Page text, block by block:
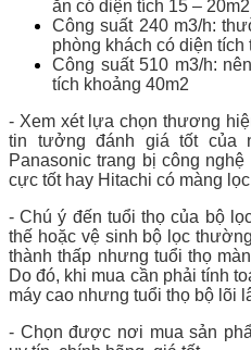
ăn có diện tích 15 – 20m2
Công suất 240 m3/h:
phòng khách có diện tích
Công suất 510 m3/h:
tích khoảng 40m2
- Xem xét lựa chọn thương
tin tưởng đánh giá tốt của
Panasonic trang bị công
cực tốt hay Hitachi có màng
- Chú ý đến tuổi thọ của bộ
thế hoặc vệ sinh bộ lọc
thành thấp nhưng tuổi thọ
Do đó, khi mua cần phải tính
máy cao nhưng tuổi thọ bộ lõi
- Chọn được nơi mua sản